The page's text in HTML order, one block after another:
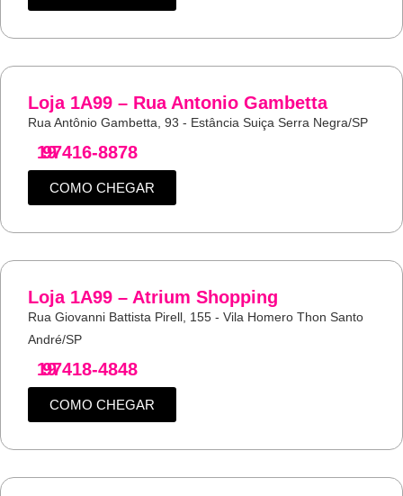
Loja 1A99 – Rua Antonio Gambetta
Rua Antônio Gambetta, 93 - Estância Suiça Serra Negra/SP
19
97416-8878
COMO CHEGAR
Loja 1A99 – Atrium Shopping
Rua Giovanni Battista Pirell, 155 - Vila Homero Thon Santo
André/SP
19
97418-4848
COMO CHEGAR